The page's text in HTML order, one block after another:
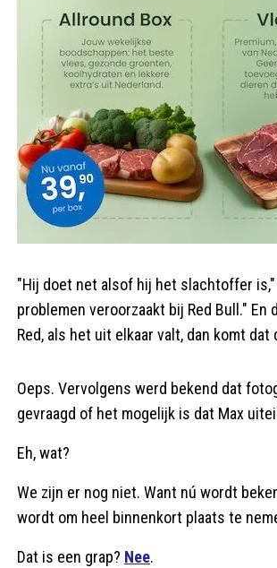
"Hij doet net alsof hij het slachtoffer
problemen veroorzaakt bij Red Bull."
Red, als het uit elkaar valt, dan komt dat
Oeps. Vervolgens werd bekend dat
gevraagd of het mogelijk is dat Max
Eh, wat?
We zijn er nog niet. Want nú wordt
wordt om heel binnenkort plaats te
Dat is een grap? Nee.